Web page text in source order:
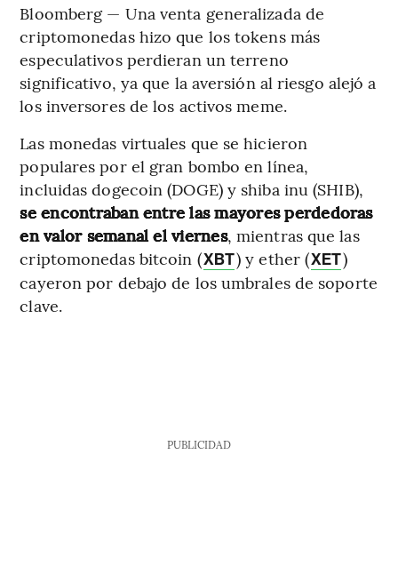
Bloomberg — Una venta generalizada de
criptomonedas hizo que los tokens más
especulativos perdieran un terreno
significativo, ya que la aversión al riesgo alejó a
los inversores de los activos meme.
Las monedas virtuales que se hicieron
populares por el gran bombo en línea,
incluidas dogecoin (DOGE) y shiba inu (SHIB),
se encontraban entre las mayores perdedoras
en valor semanal el viernes, mientras que las
criptomonedas bitcoin (XBT) y ether (XET)
cayeron por debajo de los umbrales de soporte
clave.
PUBLICIDAD